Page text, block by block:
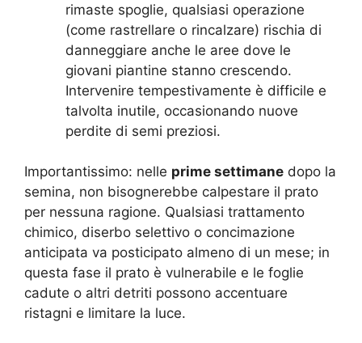
rimaste spoglie, qualsiasi operazione
(come rastrellare o rincalzare) rischia di
danneggiare anche le aree dove le
giovani piantine stanno crescendo.
Intervenire tempestivamente è difficile e
talvolta inutile, occasionando nuove
perdite di semi preziosi.
Importantissimo: nelle prime settimane dopo la
semina, non bisognerebbe calpestare il prato
per nessuna ragione. Qualsiasi trattamento
chimico, diserbo selettivo o concimazione
anticipata va posticipato almeno di un mese; in
questa fase il prato è vulnerabile e le foglie
cadute o altri detriti possono accentuare
ristagni e limitare la luce.